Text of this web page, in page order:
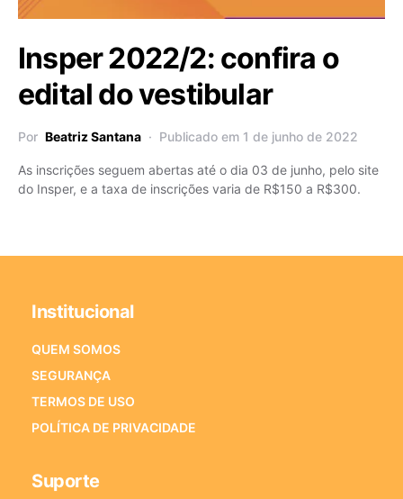
Insper 2022/2: confira o
edital do vestibular
Por Beatriz Santana Publicado em 1 de junho de 2022
As inscrições seguem abertas até o dia 03 de junho, pelo site
do Insper, e a taxa de inscrições varia de R$150 a R$300.
Institucional
QUEM SOMOS
SEGURANÇA
TERMOS DE USO
POLÍTICA DE PRIVACIDADE
Suporte